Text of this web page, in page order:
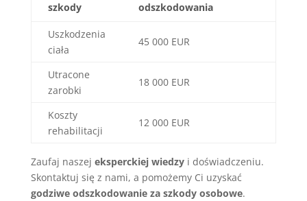
szkody
odszkodowania
Uszkodzenia
ciała
45 000 EUR
Utracone
zarobki
18 000 EUR
Koszty
rehabilitacji
12 000 EUR
Zaufaj naszej eksperckiej wiedzyi doświadczeniu.
Skontaktuj się z nami, a pomożemy Ci uzyskać
godziwe odszkodowanie za szkody osobowe.